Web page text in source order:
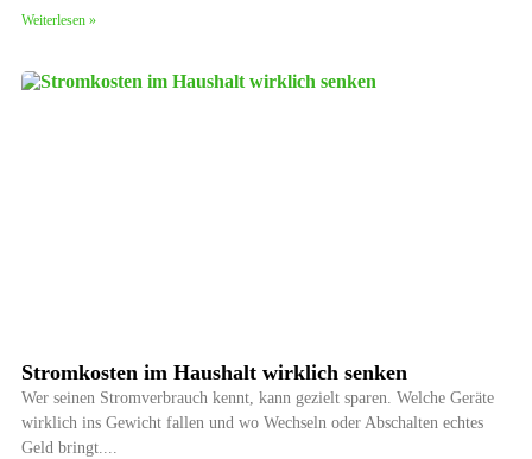
Weiterlesen »
Stromkosten im Haushalt wirklich senken
Wer seinen Stromverbrauch kennt, kann gezielt sparen. Welche Geräte
wirklich ins Gewicht fallen und wo Wechseln oder Abschalten echtes
Geld bringt.